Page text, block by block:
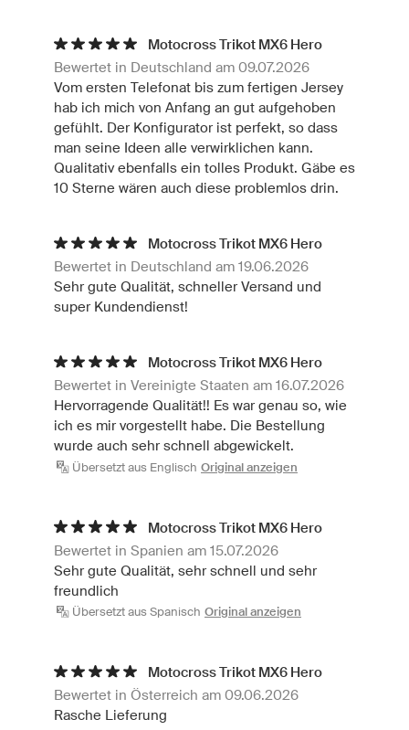
Motocross Trikot MX6 Hero
Bewertet in Deutschland am 09.07.2026
Vom ersten Telefonat bis zum fertigen Jersey
hab ich mich von Anfang an gut aufgehoben
gefühlt. Der Konfigurator ist perfekt, so dass
man seine Ideen alle verwirklichen kann.
Qualitativ ebenfalls ein tolles Produkt. Gäbe es
10 Sterne wären auch diese problemlos drin.
Motocross Trikot MX6 Hero
Bewertet in Deutschland am 19.06.2026
Sehr gute Qualität, schneller Versand und
super Kundendienst!
Motocross Trikot MX6 Hero
Bewertet in Vereinigte Staaten am 16.07.2026
Hervorragende Qualität!! Es war genau so, wie
ich es mir vorgestellt habe. Die Bestellung
wurde auch sehr schnell abgewickelt.
Übersetzt aus Englisch Original anzeigen
Motocross Trikot MX6 Hero
Bewertet in Spanien am 15.07.2026
Sehr gute Qualität, sehr schnell und sehr
freundlich
Übersetzt aus Spanisch Original anzeigen
Motocross Trikot MX6 Hero
Bewertet in Österreich am 09.06.2026
Rasche Lieferung